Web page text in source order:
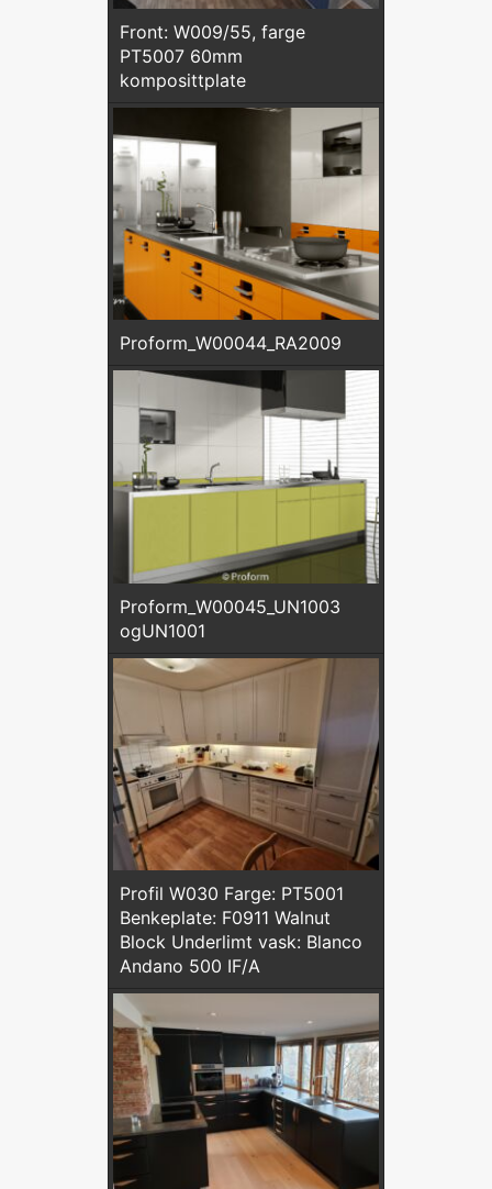
Front: W009/55, farge
PT5007 60mm
komposittplate
Proform_W00044_RA2009
Proform_W00045_UN1003
ogUN1001
Profil W030 Farge: PT5001
Benkeplate: F0911 Walnut
Block Underlimt vask: Blanco
Andano 500 IF/A